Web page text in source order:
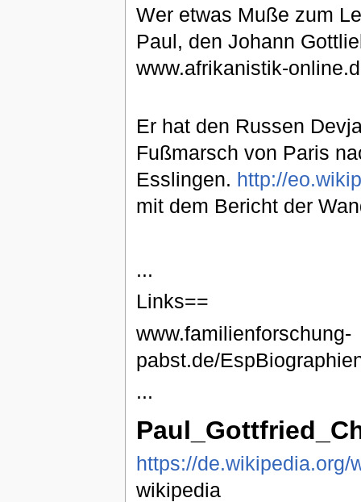
Wer etwas Muße zum
Paul, den Johann
www.afrikanistik-
Er hat den Russen
Fußmarsch von Paris
Esslingen. http://
mit dem Bericht der
...
Links==
www.familienforschung-
pabst.de/
...
https://de.wikipedia.org/
wikipedia